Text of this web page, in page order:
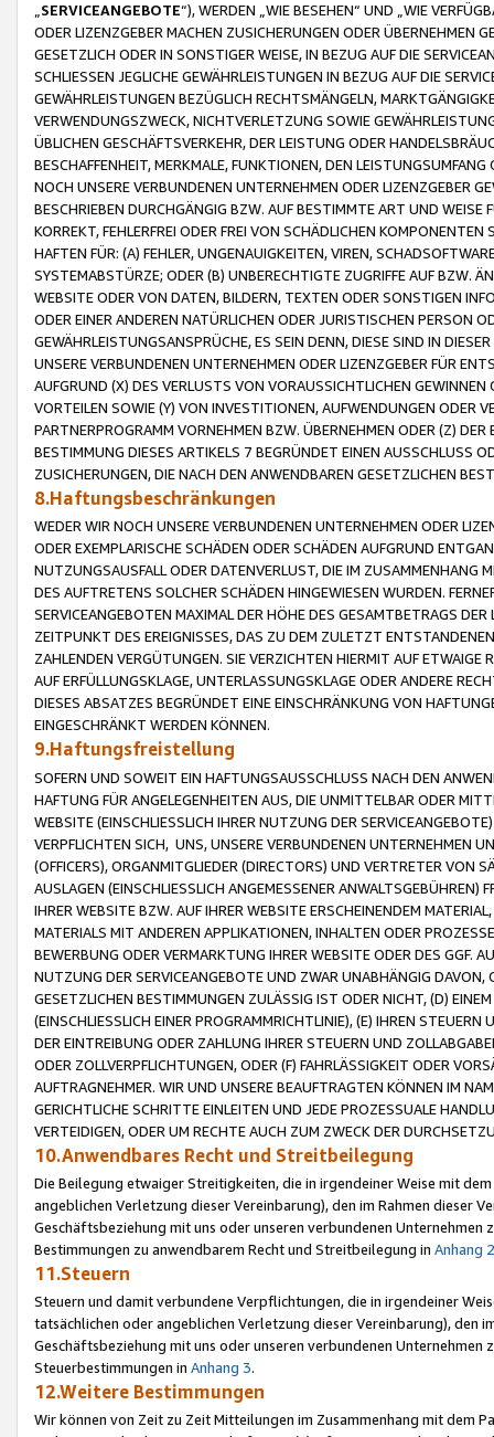
SERVICEANGEBOTE“), WERDEN „WIE BESEHEN“ UND „WIE
ODER LIZENZGEBER MACHEN ZUSICHERUNGEN ODER ÜBERNEHMEN
GESETZLICH ODER IN SONSTIGER WEISE, IN BEZUG AUF DIE
SCHLIESSEN JEGLICHE GEWÄHRLEISTUNGEN IN BEZUG AUF DIE
GEWÄHRLEISTUNGEN BEZÜGLICH RECHTSMÄNGELN,
VERWENDUNGSZWECK, NICHTVERLETZUNG SOWIE
ÜBLICHEN GESCHÄFTSVERKEHR, DER LEISTUNG ODER
BESCHAFFENHEIT, MERKMALE, FUNKTIONEN, DEN
NOCH UNSERE VERBUNDENEN UNTERNEHMEN ODER LIZENZGEBER
BESCHRIEBEN DURCHGÄNGIG BZW. AUF BESTIMMTE ART UND
KORREKT, FEHLERFREI ODER FREI VON SCHÄDLICHEN
HAFTEN FÜR: (A) FEHLER, UNGENAUIGKEITEN, VIREN,
SYSTEMABSTÜRZE; ODER (B) UNBERECHTIGTE ZUGRIFFE AUF BZW.
WEBSITE ODER VON DATEN, BILDERN, TEXTEN ODER SONSTIGEN
ODER EINER ANDEREN NATÜRLICHEN ODER JURISTISCHEN PERSON
GEWÄHRLEISTUNGSANSPRÜCHE, ES SEIN DENN, DIESE SIND IN
UNSERE VERBUNDENEN UNTERNEHMEN ODER LIZENZGEBER FÜR
AUFGRUND (X) DES VERLUSTS VON VORAUSSICHTLICHEN
VORTEILEN SOWIE (Y) VON INVESTITIONEN, AUFWENDUNGEN ODER
PARTNERPROGRAMM VORNEHMEN BZW. ÜBERNEHMEN ODER (Z)
BESTIMMUNG DIESES ARTIKELS 7 BEGRÜNDET EINEN AUSSCHLUSS
ZUSICHERUNGEN, DIE NACH DEN ANWENDBAREN GESETZLICHEN
8.Haftungsbeschränkungen
WEDER WIR NOCH UNSERE VERBUNDENEN UNTERNEHMEN ODER
ODER EXEMPLARISCHE SCHÄDEN ODER SCHÄDEN AUFGRUND
NUTZUNGSAUSFALL ODER DATENVERLUST, DIE IM ZUSAMMENHANG
DES AUFTRETENS SOLCHER SCHÄDEN HINGEWIESEN WURDEN.
SERVICEANGEBOTEN MAXIMAL DER HÖHE DES GESAMTBETRAGS
ZEITPUNKT DES EREIGNISSES, DAS ZU DEM ZULETZT
ZAHLENDEN VERGÜTUNGEN. SIE VERZICHTEN HIERMIT AUF
AUF ERFÜLLUNGSKLAGE, UNTERLASSUNGSKLAGE ODER ANDERE
DIESES ABSATZES BEGRÜNDET EINE EINSCHRÄNKUNG VON
EINGESCHRÄNKT WERDEN KÖNNEN.
9.Haftungsfreistellung
SOFERN UND SOWEIT EIN HAFTUNGSAUSSCHLUSS NACH DEN
HAFTUNG FÜR ANGELEGENHEITEN AUS, DIE UNMITTELBAR ODER
WEBSITE (EINSCHLIESSLICH IHRER NUTZUNG DER
VERPFLICHTEN SICH, UNS, UNSERE VERBUNDENEN UNTERNEHMEN
(OFFICERS), ORGANMITGLIEDER (DIRECTORS) UND VERTRETER VON
AUSLAGEN (EINSCHLIESSLICH ANGEMESSENER
IHRER WEBSITE BZW. AUF IHRER WEBSITE ERSCHEINENDEM
MATERIALS MIT ANDEREN APPLIKATIONEN, INHALTEN ODER
BEWERBUNG ODER VERMARKTUNG IHRER WEBSITE ODER DES GGF.
NUTZUNG DER SERVICEANGEBOTE UND ZWAR UNABHÄNGIG
GESETZLICHEN BESTIMMUNGEN ZULÄSSIG IST ODER NICHT, (D)
(EINSCHLIESSLICH EINER PROGRAMMRICHTLINIE), (E) IHREN
DER EINTREIBUNG ODER ZAHLUNG IHRER STEUERN UND
ODER ZOLLVERPFLICHTUNGEN, ODER (F) FAHRLÄSSIGKEIT ODER
AUFTRAGNEHMER. WIR UND UNSERE BEAUFTRAGTEN KÖNNEN IM
GERICHTLICHE SCHRITTE EINLEITEN UND JEDE PROZESSUALE
VERTEIDIGEN, ODER UM RECHTE AUCH ZUM ZWECK DER
10.Anwendbares Recht und Streitbeilegung
Die Beilegung etwaiger Streitigkeiten, die in irgendeiner Weise mit
angeblichen Verletzung dieser Vereinbarung), den im Rahmen dieser
Geschäftsbeziehung mit uns oder unseren verbundenen
Bestimmungen zu anwendbarem Recht und Streitbeilegung in Anhang 2
11.Steuern
Steuern und damit verbundene Verpflichtungen, die in irgendeiner
tatsächlichen oder angeblichen Verletzung dieser Vereinbarung), den
Geschäftsbeziehung mit uns oder unseren verbundenen
Steuerbestimmungen in Anhang 3.
12.Weitere Bestimmungen
Wir können von Zeit zu Zeit Mitteilungen im Zusammenhang mit dem